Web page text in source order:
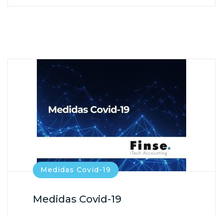
Medidas Covid-19
Medidas Covid-19